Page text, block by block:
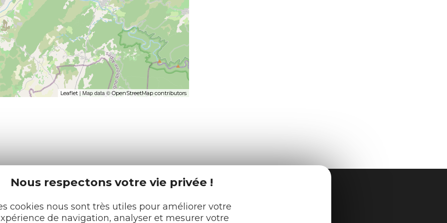
Nous respectons votre vie privée !
cookies nous sont très utiles pour améliorer votre
de navigation, analyser et mesurer votre
Leaflet| Map data © OpenStreetMap contributors